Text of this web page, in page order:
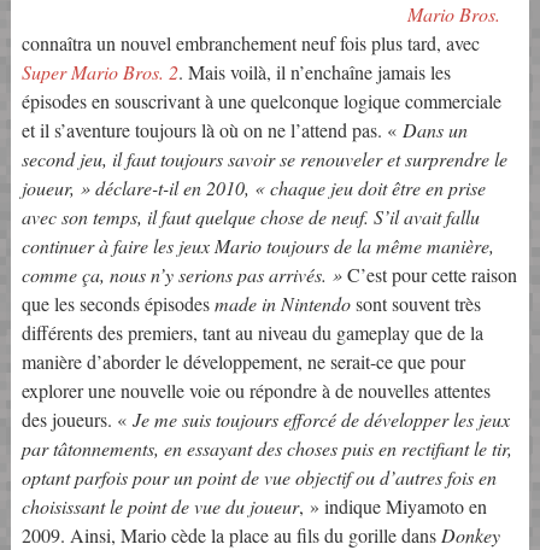
Mario Bros.
connaîtra un nouvel embranchement neuf fois plus tard, avec
Super Mario Bros. 2. Mais voilà, il n’enchaîne jamais les
épisodes en souscrivant à une quelconque logique commerciale
et il s’aventure toujours là où on ne l’attend pas. « Dans un
second jeu, il faut toujours savoir se renouveler et surprendre le
joueur, » déclare-t-il en 2010, «chaque jeu doit être en prise
avec son temps, il faut quelque chose de neuf. S’il avait fallu
continuer à faire les jeux Mario toujours de la même manière,
comme ça, nous n’y serions pas arrivés. »C’est pour cette raison
que les seconds épisodesmade in Nintendosont souvent très
différents des premiers, tant au niveau du gameplay que de la
manière d’aborder le développement, ne serait-ce que pour
explorer une nouvelle voie ou répondre à de nouvelles attentes
des joueurs. « Je me suis toujours efforcé de développer les jeux
par tâtonnements, en essayant des choses puis en rectifiant le tir,
optant parfois pour un point de vue objectif ou d’autres fois en
choisissant le point de vue du joueur, » indique Miyamoto en
2009. Ainsi, Mario cède la place au fils du gorille dansDonkey